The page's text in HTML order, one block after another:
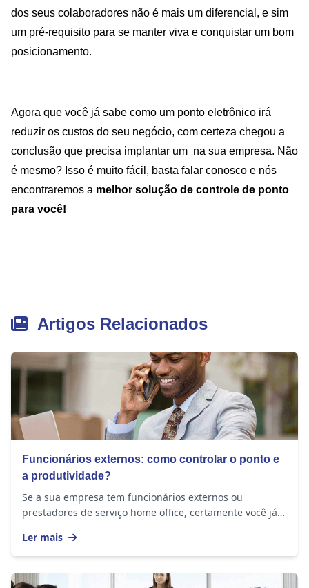
dos seus colaboradores não é mais um diferencial, e sim
um pré-requisito para se manter viva e conquistar um bom
posicionamento.
Agora que você já sabe como um ponto eletrônico irá
reduzir os custos do seu negócio, com certeza chegou a
conclusão que precisa implantar um na sua empresa. Não
é mesmo? Isso é muito fácil, basta falar conosco e nós
encontraremos a melhor solução de controle de ponto
para você!
Artigos Relacionados
Funcionários externos: como controlar o ponto e
a produtividade?
Se a sua empresa tem funcionários externos ou
prestadores de serviço home office, certamente você já
Ler mais